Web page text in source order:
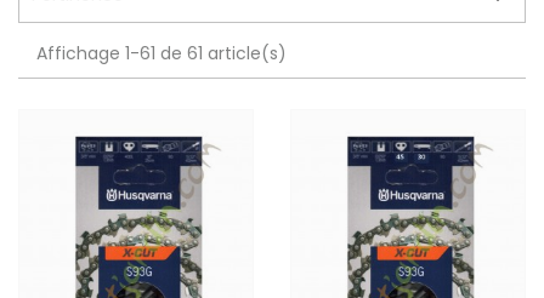
Affichage 1-61 de 61 article(s)